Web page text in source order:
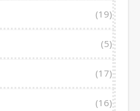
(19)
(5)
(17)
(16)